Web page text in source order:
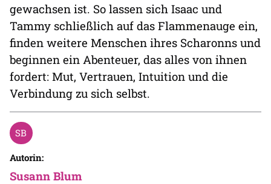
gewachsen ist. So lassen sich Isaac und
Tammy schließlich auf das Flammenauge ein,
finden weitere Menschen ihres Scharonns und
beginnen ein Abenteuer, das alles von ihnen
fordert: Mut, Vertrauen, Intuition und die
Verbindung zu sich selbst.
Autorin:
Susann Blum